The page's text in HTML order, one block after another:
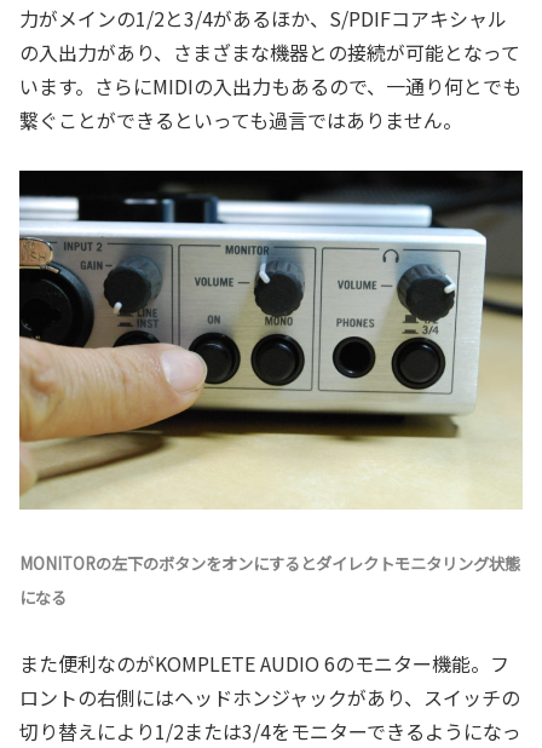
力がメインの1/2と3/4があるほか、S/PDIFコアキシャル
の入出力があり、さまざまな機器との接続が可能となって
います。さらにMIDIの入出力もあるので、一通り何とでも
繋ぐことができるといっても過言ではありません。
MONITORの左下のボタンをオンにするとダイレクトモニタリング状態
になる
また便利なのがKOMPLETE AUDIO 6のモニター機能。フ
ロントの右側にはヘッドホンジャックがあり、スイッチの
切り替えにより1/2または3/4をモニターできるようになっ